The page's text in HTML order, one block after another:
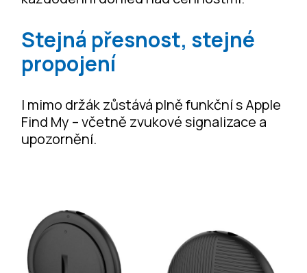
Stejná přesnost, stejné
propojení
I mimo držák zůstává plně funkční s Apple
Find My – včetně zvukové signalizace a
upozornění.